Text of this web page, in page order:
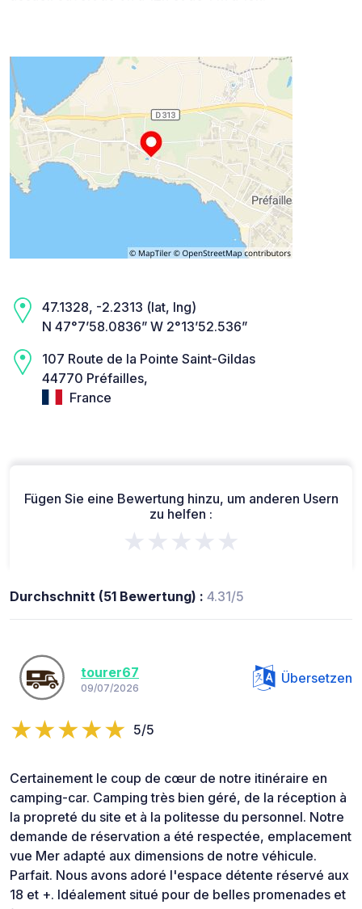
47.1328, -2.2313 (lat, lng)
N 47°7’58.0836” W 2°13’52.536”
107 Route de la Pointe Saint-Gildas
44770 Préfailles,
France
Fügen Sie eine Bewertung hinzu, um anderen Usern
zu helfen :
★★★★★
Durchschnitt (51 Bewertung) : 4.31/5
tourer67
09/07/2026
Übersetzen
5/5
Certainement le coup de cœur de notre itinéraire en
camping-car. Camping très bien géré, de la réception à
la propreté du site et à la politesse du personnel. Notre
demande de réservation a été respectée, emplacement
vue Mer adapté aux dimensions de notre véhicule.
Parfait. Nous avons adoré l'espace détente réservé aux
18 et +. Idéalement situé pour de belles promenades et